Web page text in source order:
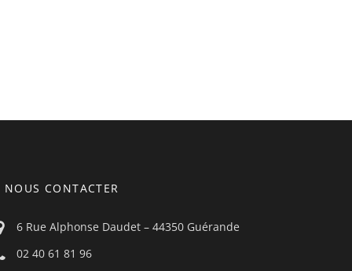
NOUS CONTACTER
6 Rue Alphonse Daudet – 44350 Guérande
02 40 61 81 96